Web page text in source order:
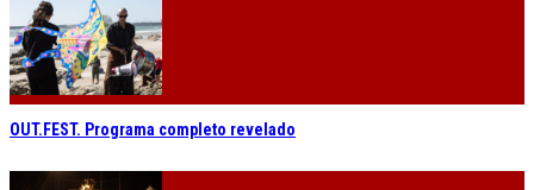
OUT.FEST. Programa completo revelado